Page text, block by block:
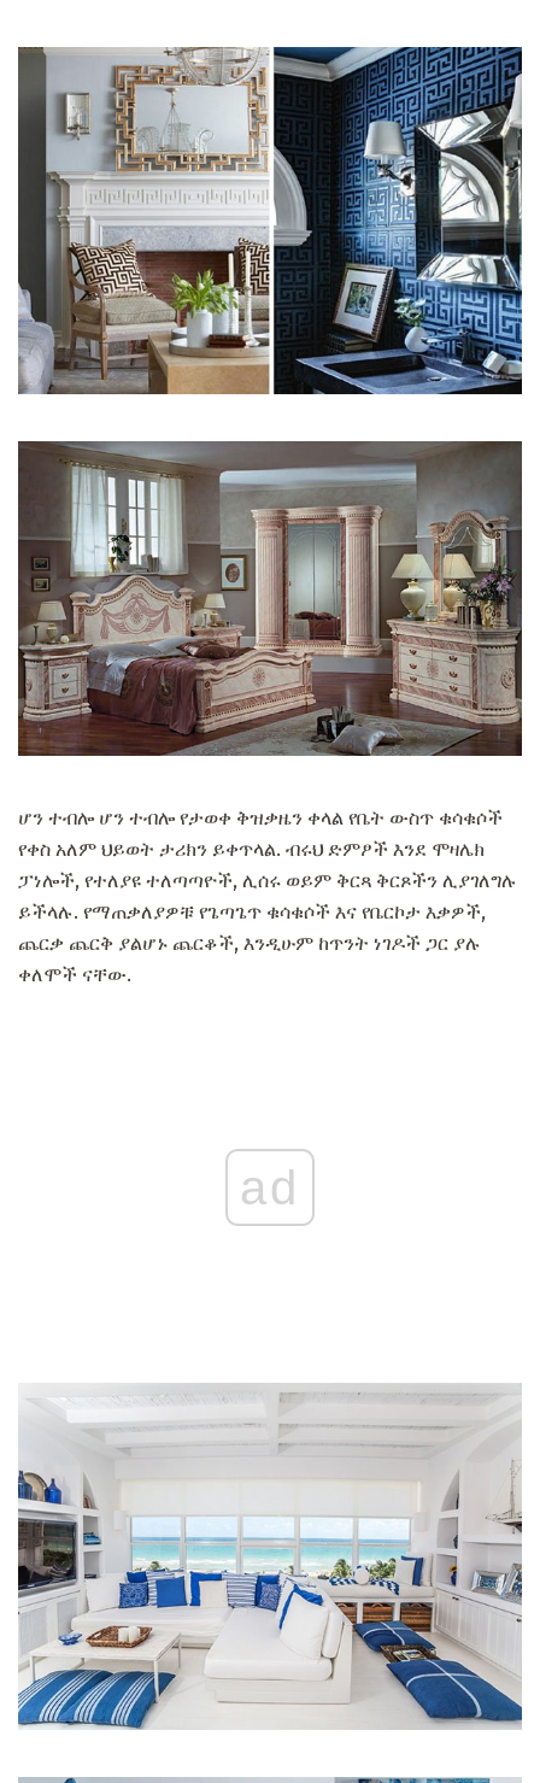
ሆን ተብሎ ሆን ተብሎ የታወቀ ቅዝቃዜን ቀላል የቤት ውስጥ ቁሳቁሶች
የቀስ አለም ህይወት ታሪክን ይቀጥላል. ብሩህ ድምፆች እንደ ሞዛሌክ
ፓነሎች, የተለያዩ ተለጣጣዮች, ሊሰሩ ወይም ቅርጻ ቅርጾችን ሊያገለግሉ
ይችላሉ. የማጠቃለያዎቹ የጌጣጌጥ ቁሳቁሶች እና የቤርኮታ እቃዎች,
ጨርቃ ጨርቅ ያልሆኑ ጨርቆች, እንዲሁም ከጥንት ነገዶች ጋር ያሉ
ቀለሞች ናቸው.
ad